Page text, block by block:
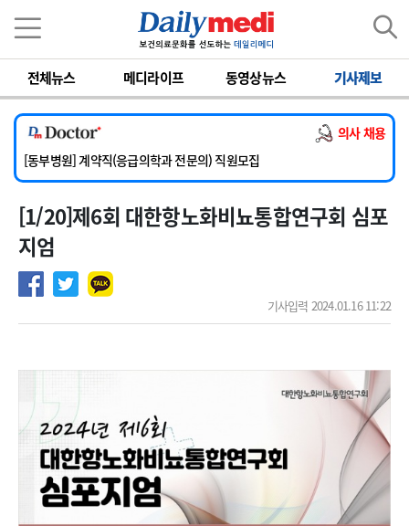
전체뉴스 메디라이프 동영상뉴스 기사제보
의사 채용
[서울아산병원] 2026년 하반기 인턴 모집
[영남대학교의료원] 마취통증의학과 임기제 임상의사 채용
[충남대학교병원] 소아청소년과(소아응급전담) 계약직 의사 공개채용
[동부병원] 계약직(응급의학과 전문의) 직원모집
[이대목동병원] 하반기 전공의(레지던트1년차) 모집
[서울아산병원] 2026년 하반기 인턴 모집
[영남대학교의료원] 마취통증의학과 임기제 임상의사 채용
[1/20]제6회 대한항노화비뇨통합연구회 심포
지엄
기사입력 2024.01.16 11:22